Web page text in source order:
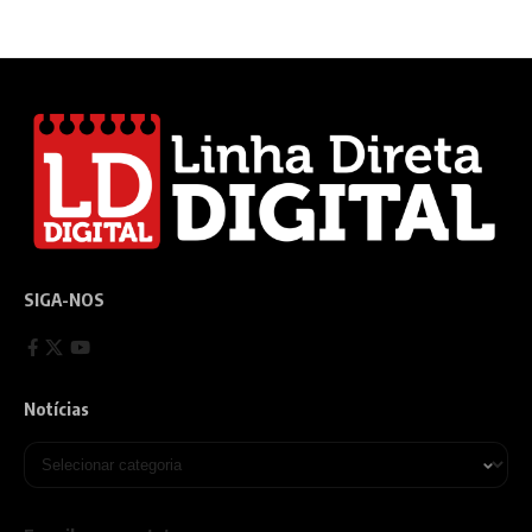
SIGA-NOS
Notícias